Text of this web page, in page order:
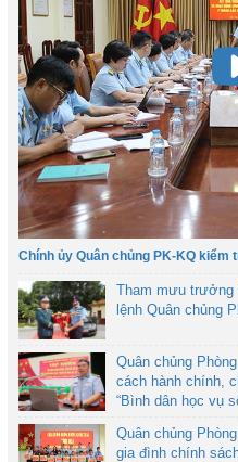
Chính ủy Quân chủng PK-KQ kiểm
Tham mưu trưởng
lệnh Quân chủng
Quân chủng
cách hành chính,
“Bình dân học vụ
Quân chủng
gia đình chính